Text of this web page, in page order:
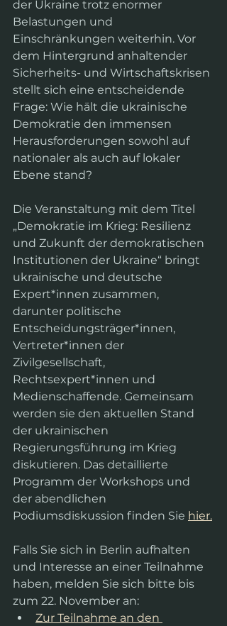
der Ukraine trotz enormer
Belastungen und
Einschränkungen weiterhin. Vor
dem Hintergrund anhaltender
Sicherheits- und Wirtschaftskrisen
stellt sich eine entscheidende
Frage: Wie hält die ukrainische
Demokratie den immensen
Herausforderungen sowohl auf
nationaler als auch auf lokaler
Ebene stand?
Die Veranstaltung mit dem Titel
„Demokratie im Krieg: Resilienz
und Zukunft der demokratischen
Institutionen der Ukraine“ bringt
ukrainische und deutsche
Expert*innen zusammen,
darunter politische
Entscheidungsträger*innen,
Vertreter*innen der
Zivilgesellschaft,
Rechtsexpert*innen und
Medienschaffende. Gemeinsam
werden sie den aktuellen Stand
der ukrainischen
Regierungsführung im Krieg
diskutieren. Das detaillierte
Programm der Workshops und
der abendlichen
Podiumsdiskussion finden Sie hier.
Falls Sie sich in Berlin aufhalten
und Interesse an einer Teilnahme
haben, melden Sie sich bitte bis
zum 22. November an:
Zur Teilnahme an den